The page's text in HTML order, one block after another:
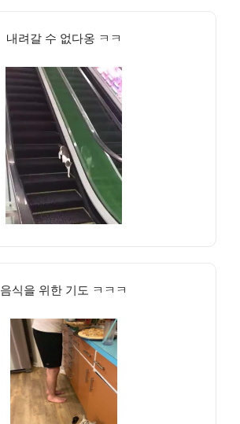
내려갈 수 없다옹 ㅋㅋ
음식을 위한 기도 ㅋㅋㅋ